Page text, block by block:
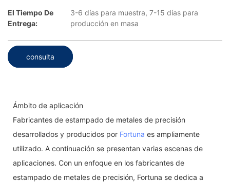
El Tiempo De
Entrega:
3-6 días para muestra, 7-15 días para
producción en masa
consulta
Ámbito de aplicación
Fabricantes de estampado de metales de precisión
desarrollados y producidos por Fortuna es ampliamente
utilizado. A continuación se presentan varias escenas de
aplicaciones. Con un enfoque en los fabricantes de
estampado de metales de precisión, Fortuna se dedica a